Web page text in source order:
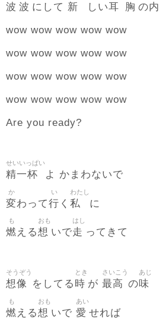
波 波 にして 新 しい耳 胸 の内
wow wow wow wow wow
wow wow wow wow wow
wow wow wow wow wow
wow wow wow wow wow
Are you ready?
精一杯
せいいっぱい
よ かまわないで
変
か
わって行
い
く 私
わたし
に
燃
も
える想
おも
いで走
はし
ってきて
想像
そうぞう
をしてる 時
とき
が 最高
さいこう
の味
あじ
燃
も
える想
おも
いで 愛
あい
せれば